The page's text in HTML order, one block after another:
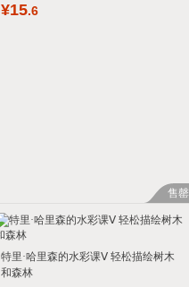
¥15.6
售罄
特里·哈里森的水彩课Ⅴ 轻松描绘树木
和森林